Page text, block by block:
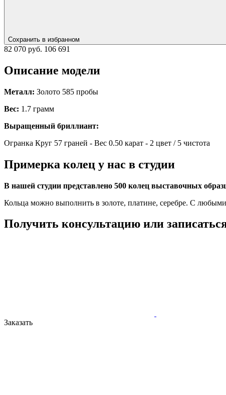
Сохранить в избранном
82 070 руб. 106 691
Описание модели
Металл: Золото 585 пробы
Вес: 1.7 грамм
Выращенный бриллиант:
Огранка Круг 57 граней - Вес 0.50 карат - 2 цвет / 5 чистота
Примерка колец у нас в студии
В нашей студии представлено 500 колец выставочных
Кольца можно выполнить в золоте, платине, серебре. С
Получить консультацию или
Заказать